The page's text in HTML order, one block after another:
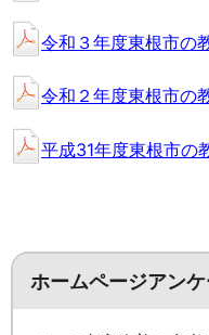
令和３年度東根市の
令和２年度東根市の
平成31年度東根市の
ホームページアン